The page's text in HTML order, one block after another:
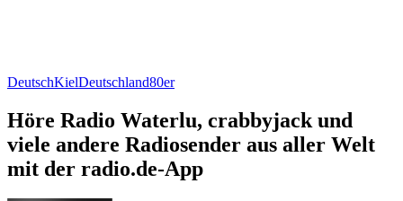
DeutschKielDeutschland80er
Höre Radio Waterlu, crabbyjack und
viele andere Radiosender aus aller Welt
mit der radio.de-App